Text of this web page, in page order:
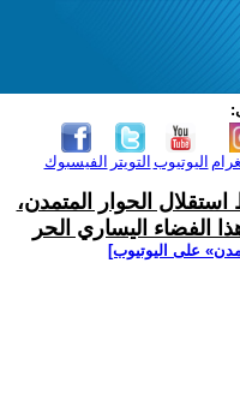
الفيسبوك التويتر اليوتيوب
الحوار المتمدن،
الفضاء اليساري الحر
على اليوتيوب]